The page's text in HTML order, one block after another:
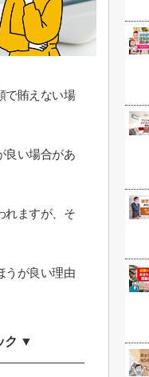
で賄えない場
良い場合があ
れますが、そ
うが良い理由
ク ▼